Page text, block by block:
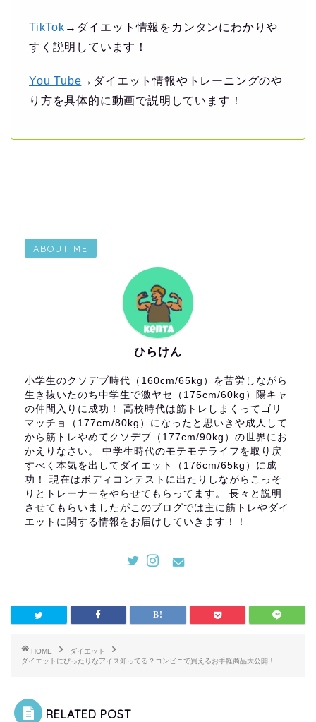
TikTok →ダイエット情報をカンタンにわかりや
すく説明しています！
You Tube→ダイエット情報やトレーニングのや
り方を具体的に動画で説明しています！
ABOUT ME
ひらけん
小学生のクソデブ時代（160cm/65kg）を苦労しながら
生き抜いたのち中学生で激ヤセ（175cm/60kg）陽キャ
の仲間入りに成功！ 高校時代は筋トレしまくってゴリ
マッチョ（177cm/80kg）になったと思いきや成人して
から筋トレやめてクソデブ（177cm/90kg）の世界にお
かえりなさい。 中学生時代のモテモテライフを取り戻
すべく本気を出してダイエット（176cm/65kg）に成
功！ 現在はボディコンテストに出たりしながらこっそ
りとトレーナーをやらせてもらってます。 長々と説明
させてもらいましたがこのブログでは主に筋トレやダイ
エットに関する情報をお届けしていきます！！
HOME
ダイエット
ダイエットにぴったりなアイス知ってる？コンビニで買えるお手軽商品大公開！
RELATED POST